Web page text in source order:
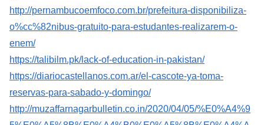
http://pernambucoemfoco.com.br/prefeitura-disponibiliza-
o%cc%82nibus-gratuito-para-estudantes-realizarem-o-
enem/
https://talibilm.pk/lack-of-education-in-pakistan/
https://diariocastellanos.com.ar/el-cascote-ya-toma-
reservas-para-sabado-y-domingo/
http://muzaffarnagarbulletin.co.in/2020/04/05/%E0%A4%9